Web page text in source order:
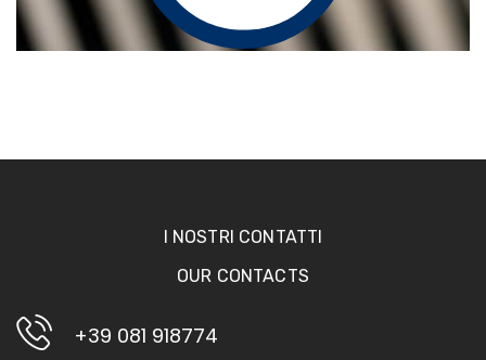
I NOSTRI CONTATTI
OUR CONTACTS
+39 081 918774